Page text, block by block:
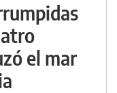
el mar